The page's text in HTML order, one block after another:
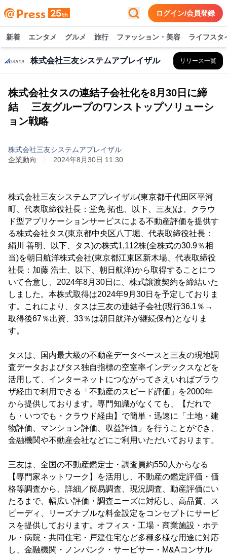
ログイン/会員登録
新着 エンタメ グルメ 旅行 ファッション・美容 ライフスタ
株式会社三友システムアプレイザル リリース一覧
株式会社タスの連結子会社化を8月30日に締
結 三友グループのワンストップソリューシ
ョン戦略
株式会社三友システムアプレイザル
企業動向
2024年8月30日 11:30
株式会社三友システムアプレイザル(東京都千代田区平河
町、代表取締役社長：堂免 拓也、以下、三友)は、クラウ
ド型アプリケーションサービスによる不動産評価を提供す
る株式会社タス(東京都中央区八丁堀、代表取締役社長：
絹川 善明、以下、タス)の株式1,112株(全株式の30.9％相
当)を朝日航洋株式会社(東京都江東区新木場、代表取締役
社長：加藤 浩士、以下、朝日航洋)から取得することにつ
いて合意し、2024年8月30日に、株式譲渡契約を締結いた
しました。本株式取得は2024年9月30日を予定しておりま
す。これにより、タスは三友の連結子会社(現行36.1％→
取得後67％出資、33％は朝日航洋が継続保有)となりま
す。
タスは、国内最大級の不動産データベースと三友の現地調
査データおよびタス独自指標の空室率インデックスなどを
活用して、インターネットにつながってさえいればブラウ
ザ経由で利用できる「不動産のスピード評価」を2000年
から提供しております。専門知識がなくても、【だれで
も・いつでも・クラウド経由】で簡単・迅速に「土地・建
物評価、マンション評価、収益評価」を行うことができ、
金融機関や不動産会社などにご利用いただいております。
三友は、全国の不動産鑑定士・調査員約550人からなる
【専門家ネットワーク】を活用し、不動産の鑑定評価・価
格等調査から、詳細／簡易調査、現況調査、動産評価にい
たるまで、幅広い評価・調査ニーズに対応し、高品質、ス
ピーディ、リーズナブルな料金設定をコンセプトにサービ
スを提供しております。オフィス・工場・商業施設・ホテ
ル・病院・共同住宅・戸建住宅など多種多様な用途に対応
し、金融機関・ノンバンク・サービサー・M&Aコンサル